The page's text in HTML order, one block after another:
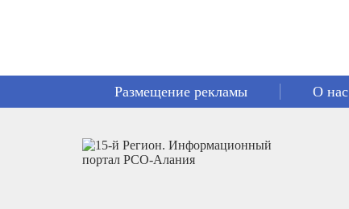
Размещение рекламы О нас